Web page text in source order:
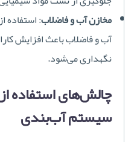
مخازن آب و فاضلاب:
آب و فاضلاب باعث افزایش
نگهداری می‌شود.
چالش‌های استفاده
سیستم آب‌بندی